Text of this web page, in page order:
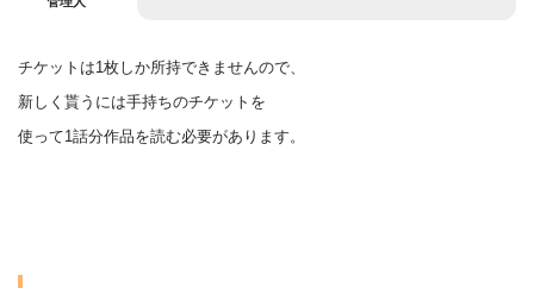
チケットは1枚しか所持できませんので、
新しく貰うには手持ちのチケットを
使って1話分作品を読む必要があります。